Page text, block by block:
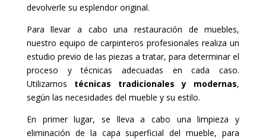
devolverle su esplendor original.
Para llevar a cabo una restauración de muebles,
nuestro equipo de carpinteros profesionales realiza un
estudio previo de las piezas a tratar, para determinar el
proceso y técnicas adecuadas en cada caso.
Utilizamos técnicas tradicionales y modernas,
según las necesidades del mueble y su estilo.
En primer lugar, se lleva a cabo una limpieza y
eliminación de la capa superficial del mueble, para